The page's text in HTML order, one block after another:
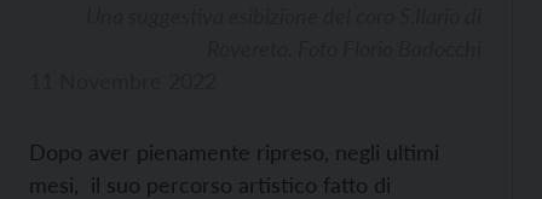
Dopo aver pienamente ripreso, negli ultimi
mesi, il suo percorso artistico fatto di